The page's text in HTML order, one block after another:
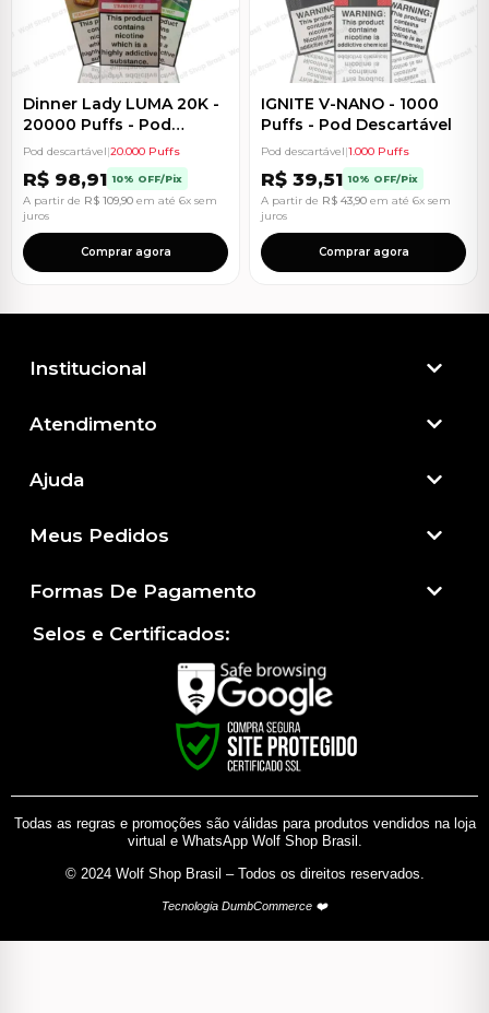
Dinner Lady LUMA 20K -
20000 Puffs - Pod
Descartável
Pod descartável|20.000 Puffs
R$ 98,91 10% OFF/Pix
A partir de R$ 109,90 em até 6x sem
juros
Comprar agora
IGNITE V-NANO - 1000
Puffs - Pod Descartável
Pod descartável|1.000 Puffs
R$ 39,51 10% OFF/Pix
A partir de R$ 43,90 em até 6x sem
juros
Comprar agora
Institucional
Atendimento​
Ajuda
Meus Pedidos
Formas De Pagamento
Selos e Certificados:
Todas as regras e promoções são válidas para produtos vendidos na loja
virtual e WhatsApp Wolf Shop Brasil.
© 2024 Wolf Shop Brasil – Todos os direitos reservados.
Tecnologia DumbCommerce ❤️